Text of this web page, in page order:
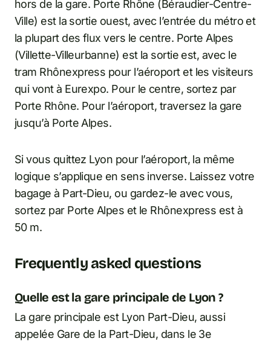
hors de la gare. Porte Rhône (Béraudier-Centre-
Ville) est la sortie ouest, avec l’entrée du métro et
la plupart des flux vers le centre. Porte Alpes
(Villette-Villeurbanne) est la sortie est, avec le
tram Rhônexpress pour l’aéroport et les visiteurs
qui vont à Eurexpo. Pour le centre, sortez par
Porte Rhône. Pour l’aéroport, traversez la gare
jusqu’à Porte Alpes.
Si vous quittez Lyon pour l’aéroport, la même
logique s’applique en sens inverse. Laissez votre
bagage à Part-Dieu, ou gardez-le avec vous,
sortez par Porte Alpes et le Rhônexpress est à
50 m.
Frequently asked questions
Quelle est la gare principale de Lyon ?
La gare principale est Lyon Part-Dieu, aussi
appelée Gare de la Part-Dieu, dans le 3e